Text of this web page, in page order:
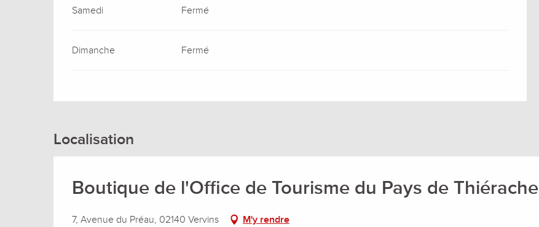
Samedi Fermé
Dimanche Fermé
Localisation
Boutique de l'Office de Tourisme du Pays de Thiérache
7, Avenue du Préau, 02140 Vervins M'y rendre